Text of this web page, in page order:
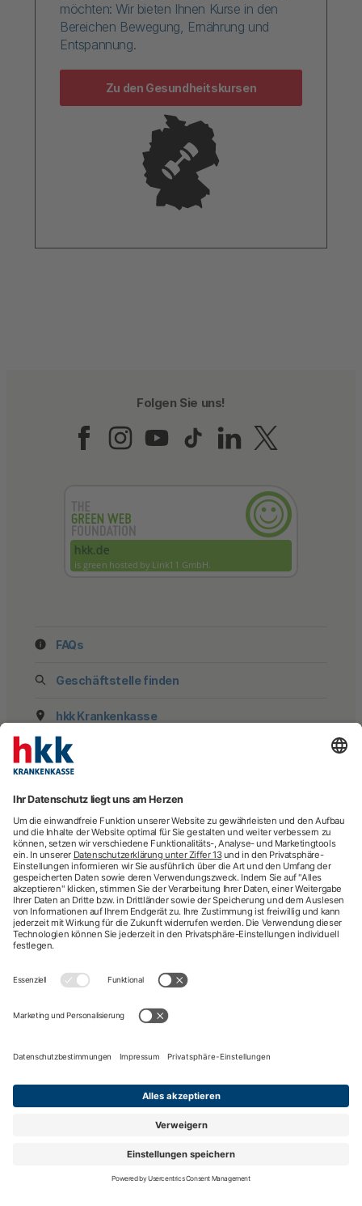
möchten: Wir bieten Ihnen Kurse in den
Bereichen Bewegung, Ernährung und
Entspannung.
Zu den Gesundheitskursen
Folgen Sie uns!
Folgen Sie uns auf
Folgen Sie uns auf
Folgen Sie uns
Folgen Sie
Folgen
FAQs
Geschäftstelle finden
hkk Krankenkasse
Beratung
E-Rechnung
Newsletter
hkk-Services
Arztsuche
Arzttermin-Service
ICD-Diagnosesuche
Krankenhaussuche
Medizinische Videosprechstunde
Sporttelefon
Impressum
Nutzungsbedingungen
English information Privatsphäre-Einstellungen